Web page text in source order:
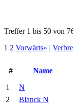
Treffer 1 bis 50 von
1 2 Vorwärts» |
# Name
1
N
2
Blanck N